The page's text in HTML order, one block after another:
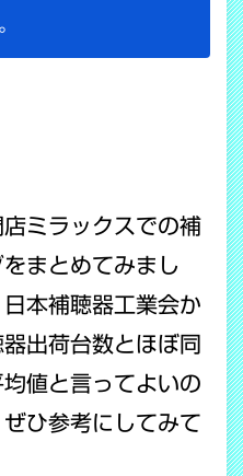
ミラックスでの補
まとめてみまし
本補聴器工業会か
出荷台数とほぼ同
値と言ってよいの
ひ参考にしてみて